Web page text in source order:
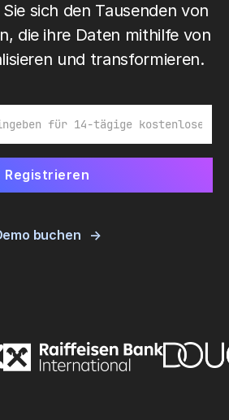
sich den Tausenden von
die ihre Daten mithilfe von
und transformieren.
buchen